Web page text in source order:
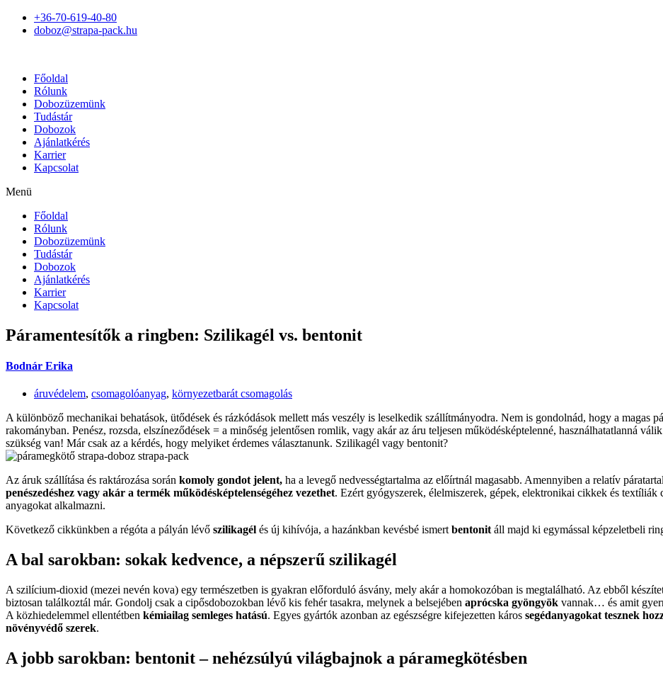
+36-70-619-40-80
doboz@strapa-pack.hu
Főoldal
Rólunk
Dobozüzemünk
Tudástár
Dobozok
Ajánlatkérés
Karrier
Kapcsolat
Menü
Főoldal
Rólunk
Dobozüzemünk
Tudástár
Dobozok
Ajánlatkérés
Karrier
Kapcsolat
Páramentesítők a ringben: Szilikagél vs. bentonit
Bodnár Erika
áruvédelem, csomagolóanyag, környezetbarát csomagolás
A különböző mechanikai behatások, ütődések és rázkódások mellett más veszély is leselkedik szállítmányodra. Nem is gondolnád, hogy a magas
rakományban. Penész, rozsda, elszíneződések = a minőség jelentősen romlik, vagy akár az áru teljesen működésképtelenné, használhatatlanná
szükség van! Már csak az a kérdés, hogy melyiket érdemes választanunk. Szilikagél vagy bentonit?
Az áruk szállítása és raktározása során komoly gondot jelent, ha a levegő nedvességtartalma az előírtnál magasabb. Amennyiben a relatív
penészedéshez vagy akár a termék működésképtelenségéhez vezethet. Ezért gyógyszerek, élelmiszerek, gépek, elektronikai cikkek és textíliák
anyagokat alkalmazni.
Következő cikkünkben a régóta a pályán lévő szilikagél és új kihívója, a hazánkban kevésbé ismertbentonitáll majd ki egymással képzeletbeli
A bal sarokban: sokak kedvence, a népszerű szilikagél
A szilícium-dioxid (mezei nevén kova) egy természetben is gyakran előforduló ásvány, mely akár a homokozóban is megtalálható. Az ebből
biztosan találkoztál már. Gondolj csak a cipősdobozokban lévő kis fehér tasakra, melynek a belsejében aprócska gyöngyök vannak… és amit
A közhiedelemmel ellentétben kémiailag semleges hatású. Egyes gyártók azonban az egészségre kifejezetten káros segédanyagokat tesznek
növényvédő szerek.
A jobb sarokban: bentonit – nehézsúlyú világbajnok a páramegkötésben